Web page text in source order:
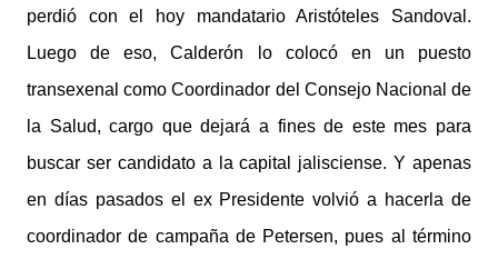
perdió con el hoy mandatario Aristóteles Sandoval.
Luego de eso, Calderón lo colocó en un puesto
transexenal como Coordinador del Consejo Nacional de
la Salud, cargo que dejará a fines de este mes para
buscar ser candidato a la capital jalisciense. Y apenas
en días pasados el ex Presidente volvió a hacerla de
coordinador de campaña de Petersen, pues al término